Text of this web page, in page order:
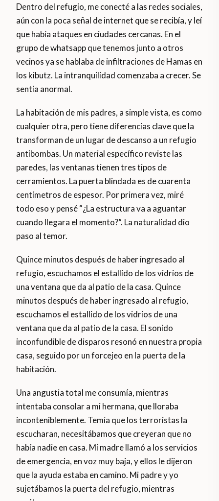
Dentro del refugio, me conecté a las redes sociales,
aún con la poca señal de internet que se recibía, y leí
que había ataques en ciudades cercanas. En el
grupo de whatsapp que tenemos junto a otros
vecinos ya se hablaba de infiltraciones de Hamas en
los kibutz. La intranquilidad comenzaba a crecer. Se
sentía anormal.
La habitación de mis padres, a simple vista, es como
cualquier otra, pero tiene diferencias clave que la
transforman de un lugar de descanso a un refugio
antibombas. Un material específico reviste las
paredes, las ventanas tienen tres tipos de
cerramientos. La puerta blindada es de cuarenta
centímetros de espesor. Por primera vez, miré
todo eso y pensé “¿La estructura va a aguantar
cuando llegara el momento?”. La naturalidad dio
paso al temor.
Quince minutos después de haber ingresado al
refugio, escuchamos el estallido de los vidrios de
una ventana que da al patio de la casa. Quince
minutos después de haber ingresado al refugio,
escuchamos el estallido de los vidrios de una
ventana que da al patio de la casa. El sonido
inconfundible de disparos resonó en nuestra propia
casa, seguido por un forcejeo en la puerta de la
habitación.
Una angustia total me consumía, mientras
intentaba consolar a mi hermana, que lloraba
inconteniblemente. Temía que los terroristas la
escucharan, necesitábamos que creyeran que no
había nadie en casa. Mi madre llamó a los servicios
de emergencia, en voz muy baja, y ellos le dijeron
que la ayuda estaba en camino. Mi padre y yo
sujetábamos la puerta del refugio, mientras